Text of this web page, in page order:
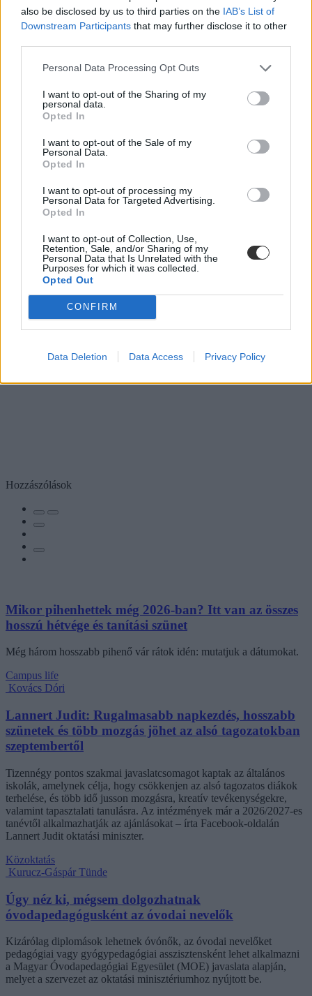
also be disclosed by us to third parties on the IAB’s List of
Downstream Participants that may further disclose it to other
Personal Data Processing Opt Outs
I want to opt-out of the Sharing of my
personal data.
Opted In
I want to opt-out of the Sale of my
Personal Data.
Opted In
I want to opt-out of processing my
Personal Data for Targeted Advertising.
Opted In
I want to opt-out of Collection, Use,
Retention, Sale, and/or Sharing of my
Personal Data that Is Unrelated with the
Purposes for which it was collected.
Opted Out
CONFIRM
Data Deletion Data Access Privacy Policy
Hozzászólások
Mikor pihenhettek még 2026-ban? Itt van az összes
hosszú hétvége és tanítási szünet
Még három hosszabb pihenő vár rátok idén: mutatjuk a dátumokat.
Campus life
Kovács Dóri
Lannert Judit: Rugalmasabb napkezdés, hosszabb
szünetek és több mozgás jöhet az alsó tagozatokban
szeptembertől
Tizennégy pontos szakmai javaslatcsomagot kaptak az általános
iskolák, amelynek célja, hogy csökkenjen az alsó tagozatos diákok
terhelése, és több idő jusson mozgásra, kreatív tevékenységekre,
valamint tapasztalati tanulásra. Az intézmények már a 2026/2027-es
tanévtől alkalmazhatják az ajánlásokat – írta Facebook-oldalán
Lannert Judit oktatási miniszter.
Közoktatás
Kurucz-Gáspár Tünde
Úgy néz ki, mégsem dolgozhatnak
óvodapedagógusként az óvodai nevelők
Kizárólag diplomások lehetnek óvónők, az óvodai nevelőket
pedagógiai vagy gyógypedagógiai asszisztensként lehet alkalmazni
a Magyar Óvodapedagógiai Egyesület (MOE) javaslata alapján,
melyet a szervezet az oktatási minisztériumhoz nyújtott be.